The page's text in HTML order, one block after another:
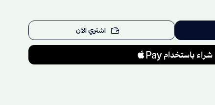
اشتري الآن